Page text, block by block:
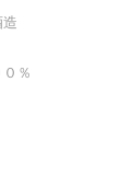
％